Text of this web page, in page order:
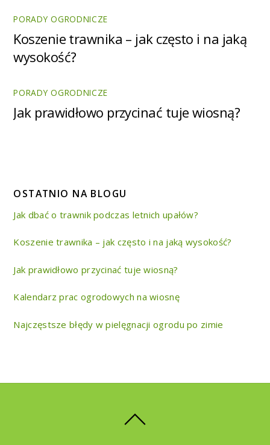
PORADY OGRODNICZE
Koszenie trawnika – jak często i na jaką
wysokość?
PORADY OGRODNICZE
Jak prawidłowo przycinać tuje wiosną?
OSTATNIO NA BLOGU
Jak dbać o trawnik podczas letnich upałów?
Koszenie trawnika – jak często i na jaką wysokość?
Jak prawidłowo przycinać tuje wiosną?
Kalendarz prac ogrodowych na wiosnę
Najczęstsze błędy w pielęgnacji ogrodu po zimie